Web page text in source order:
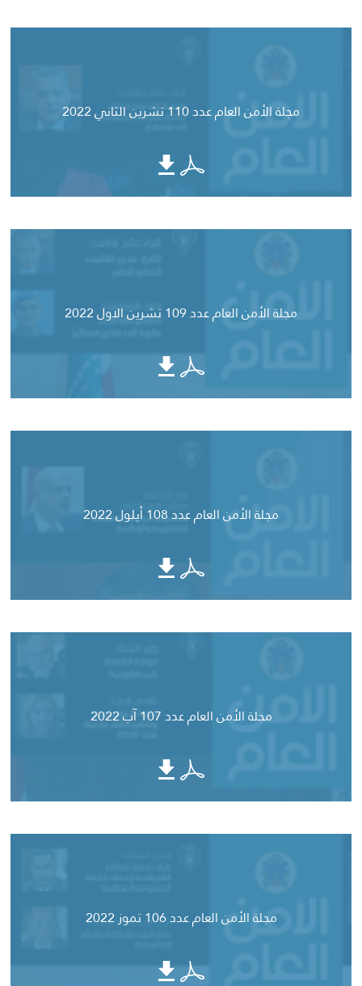
مجلة الأمن العام عدد 110 تشرين الثاني 2022
مجلة الأمن العام عدد 109 تشرين الاول 2022
مجلة الأمن العام عدد 108 أيلول 2022
مجلة الأمن العام عدد 107 آب 2022
مجلة الأمن العام عدد 106 تموز 2022